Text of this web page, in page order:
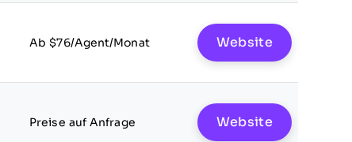
Ab $76/Agent/Monat Website
Preise auf Anfrage Website